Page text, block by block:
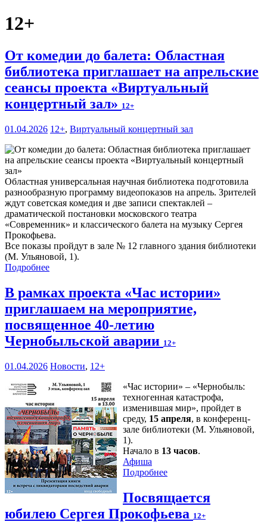
12+
От комедии до балета: Областная
библиотека приглашает на апрельские
сеансы проекта «Виртуальный
концертный зал» 12+
01.04.2026 12+, Виртуальный концертный зал
Областная универсальная научная библиотека подготовила
разнообразную программу видеопоказов на апрель. Зрителей
ждут советская комедия и две записи спектаклей –
драматической постановки московского театра
«Современник» и классического балета на музыку Сергея
Прокофьева.
Все показы пройдут в зале № 12 главного здания библиотеки
(М. Ульяновой, 1).
Подробнее
В рамках проекта «Час истории»
приглашаем на мероприятие,
посвященное 40-летию
Чернобыльской аварии 12+
01.04.2026 Новости, 12+
«Час истории» – «Чернобыль:
техногенная катастрофа,
изменившая мир», пройдет в
среду, 15 апреля, в конференц-
зале библиотеки (М. Ульяновой,
1).
Начало в 13 часов.
Афиша
Подробнее
Посвящается
юбилею Сергея Прокофьева 12+